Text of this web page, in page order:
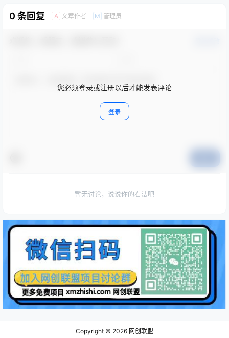
0 条回复 A 文章作者 M 管理员
您必须登录或注册以后才能发表评论
登录
暂无讨论，说说你的看法吧
Copyright © 2026 网创联盟